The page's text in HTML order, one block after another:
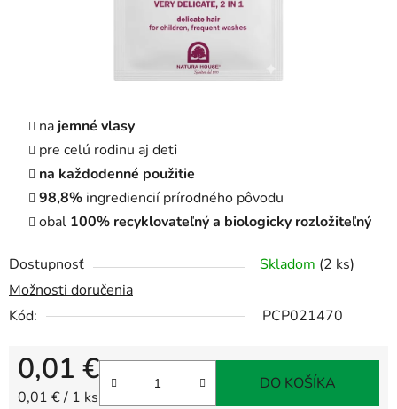
na jemné vlasy
pre celú rodinu aj deti
na každodenné použitie
98,8% ingrediencií prírodného pôvodu
obal 100% recyklovateľný a biologicky rozložiteľný
Dostupnosť Skladom (2 ks)
Možnosti doručenia
Kód:
PCP021470
0,01 €
Jednotková cena:
0,01 € / 1 ks
DO KOŠÍKA